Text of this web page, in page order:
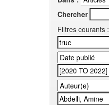
Chercher
Filtres courants :